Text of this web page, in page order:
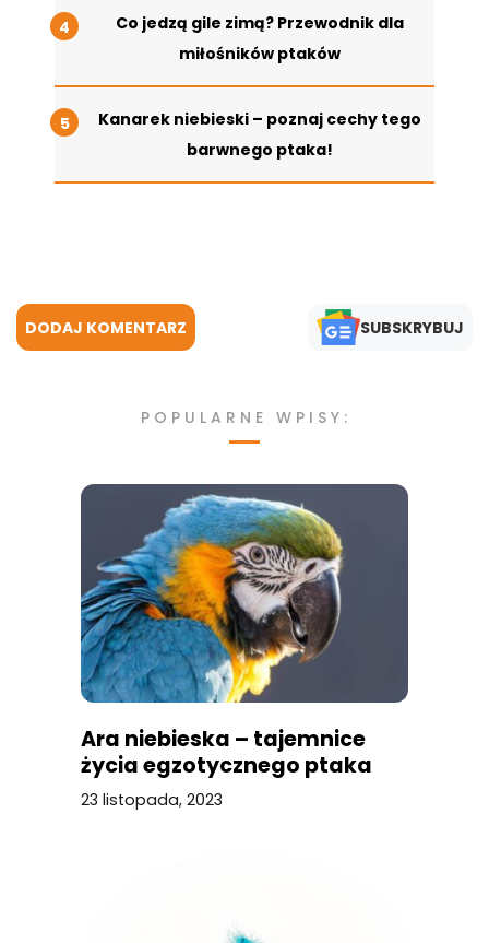
Co jedzą gile zimą? Przewodnik dla
miłośników ptaków
Kanarek niebieski – poznaj cechy tego
barwnego ptaka!
DODAJ KOMENTARZ SUBSKRYBUJ
POPULARNE WPISY:
Ara niebieska – tajemnice
życia egzotycznego ptaka
23 listopada, 2023